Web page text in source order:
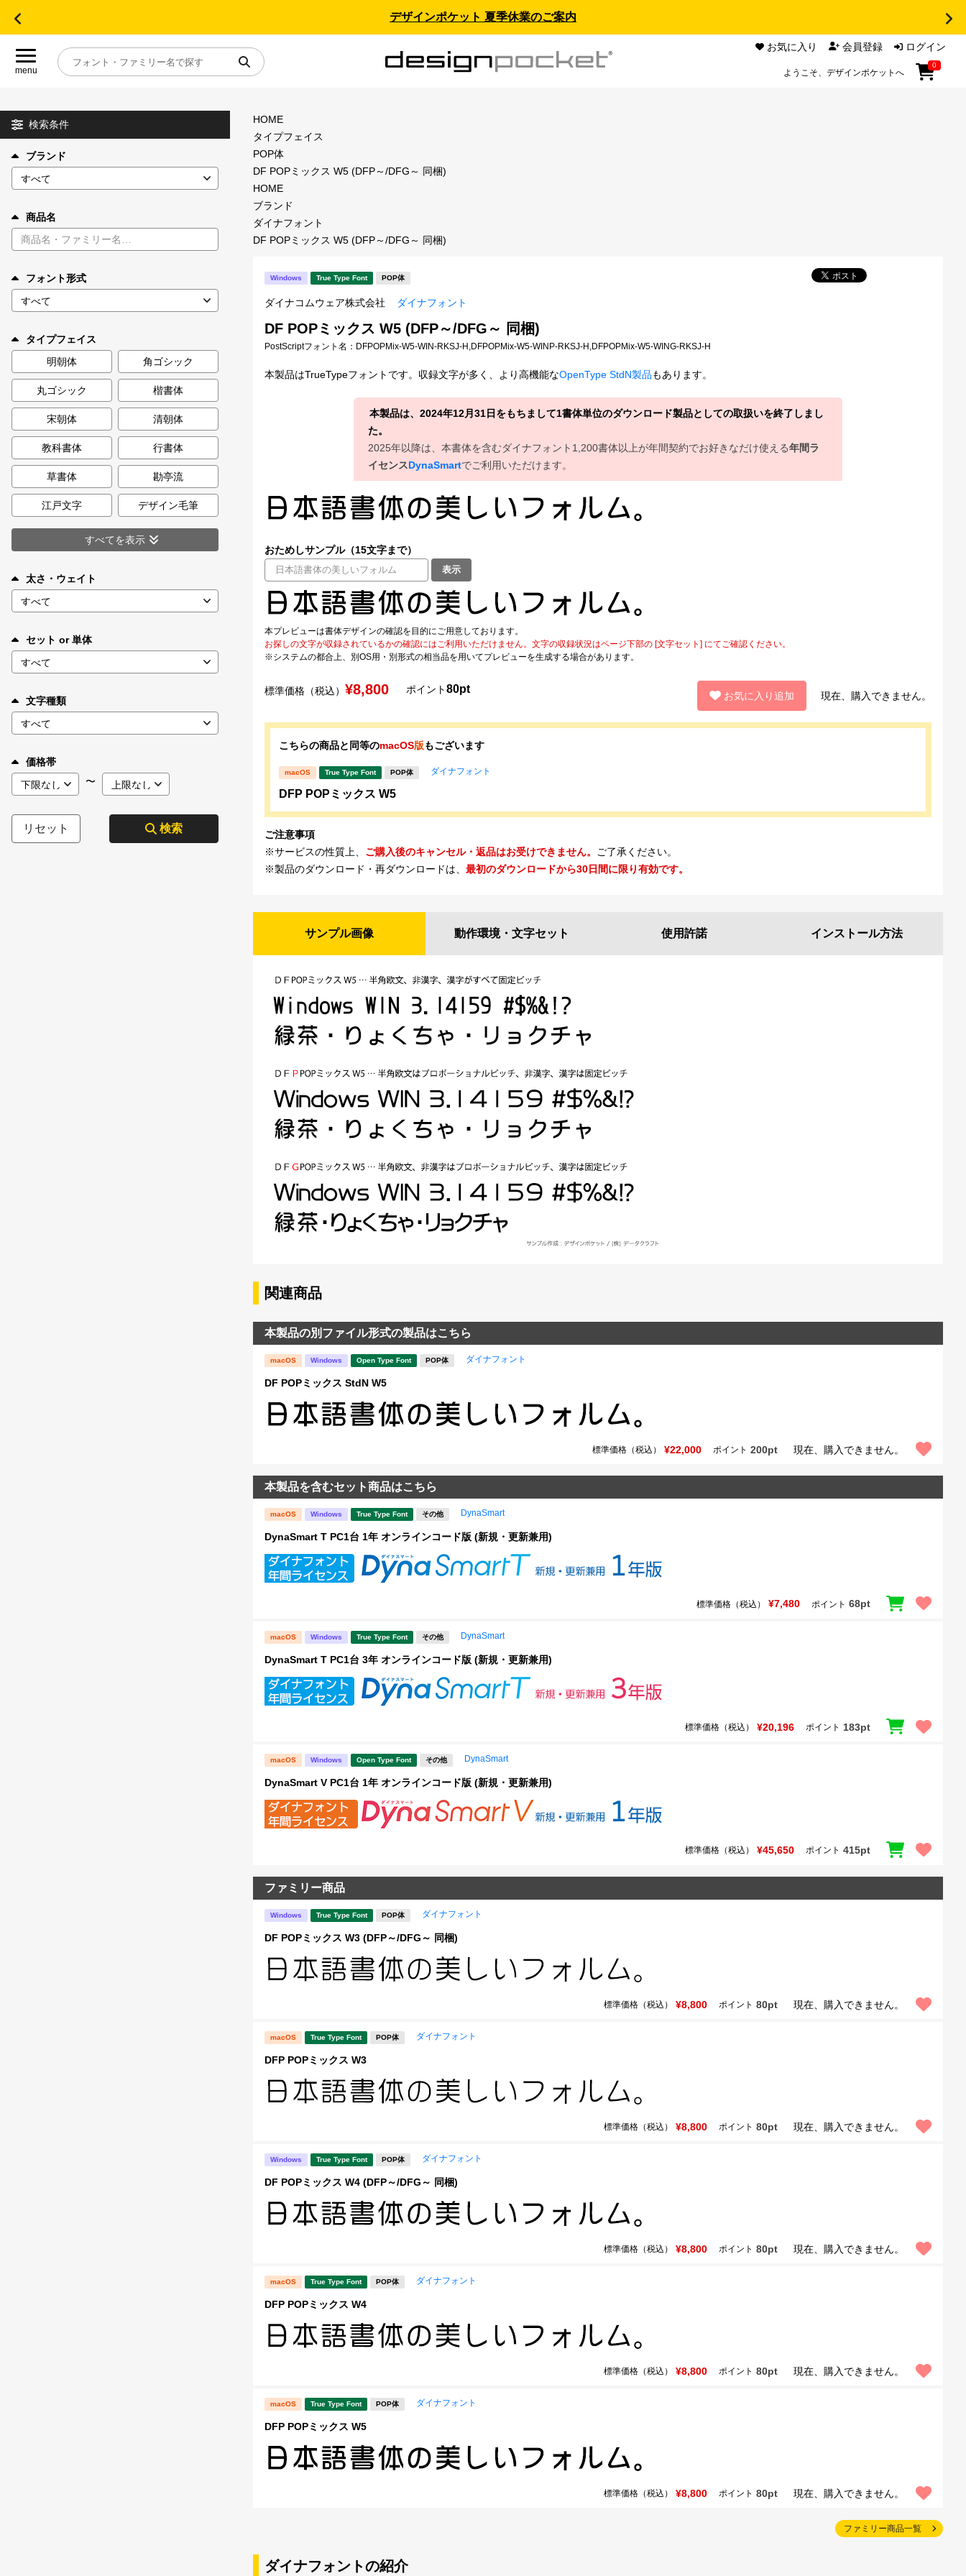
デザインポケット 夏季休業のご案内
menu
お気に入り 会員登録 ログイン
ようこそ、デザインポケットへ
0
目的別フォントガイド
特集
年間ライセンス商品
キャンペーン一覧
カート 0
マイページ
お気に入り
ご利用ガイド
お問い合わせ
検索条件
ブランド
商品名
フォント形式
タイプフェイス
明朝体
角ゴシック
丸ゴシック 楷書体
宋朝体 清朝体
教科書体 行書体
草書体 勘亭流
江戸文字 デザイン毛筆
すべてを表示
太さ・ウェイト
セット or 単体
文字種類
価格帯
〜
リセット 検索
HOME
タイプフェイス
POP体
DF POPミックス W5 (DFP～/DFG～ 同梱)
HOME
ブランド
ダイナフォント
DF POPミックス W5 (DFP～/DFG～ 同梱)
Windows True Type Font POP体
ダイナコムウェア株式会社 ダイナフォント
DF POPミックス W5 (DFP～/DFG～ 同梱)
PostScriptフォント名： DFPOPMix-W5-WIN-RKSJ-H,DFPOPMix-W5-WINP-RKSJ-H,DFPOPMix-W5-WING-RKSJ-H
本製品はTrueTypeフォントです。収録文字が多く、より高機能なOpenType StdN製品もあります。
本製品は、2024年12月31日をもちまして1書体単位のダウンロード製品としての取扱いを終了しまし
た。
2025年以降は、本書体を含むダイナフォント1,200書体以上が年間契約でお好きなだけ使える年間ラ
イセンスDynaSmartでご利用いただけます。
おためしサンプル（15文字まで）
表示
本プレビューは書体デザインの確認を目的にご用意しております。
お探しの文字が収録されているかの確認にはご利用いただけません。文字の収録状況はページ下部の [文字セット] にてご確認ください。
※システムの都合上、別OS用・別形式の相当品を用いてプレビューを生成する場合があります。
標準価格（税込） ¥8,800 ポイント80pt
お気に入り追加 現在、購入できません。
こちらの商品と同等のmacOS版もございます
macOS True Type Font POP体 ダイナフォント
DFP POPミックス W5
ご注意事項
※サービスの性質上、 ご購入後のキャンセル・返品はお受けできません。
ご了承ください。
※製品のダウンロード・再ダウンロードは、 最初のダウンロードから30日間に限り有効です。
サンプル画像 動作環境・ 文字セット 使用許諾 インストール方法
関連商品
本製品の別ファイル形式の製品はこちら
macOS Windows Open Type Font POP体 ダイナフォント
DF POPミックス StdN W5
標準価格（税込） ¥22,000 ポイント 200pt 現在、購入できません。
本製品を含むセット商品はこちら
macOS Windows True Type Font その他 DynaSmart
DynaSmart T PC1台 1年 オンラインコード版 (新規・更新兼用)
標準価格（税込） ¥7,480 ポイント 68pt
macOS Windows True Type Font その他 DynaSmart
DynaSmart T PC1台 3年 オンラインコード版 (新規・更新兼用)
標準価格（税込） ¥20,196 ポイント 183pt
macOS Windows Open Type Font その他 DynaSmart
DynaSmart V PC1台 1年 オンラインコード版 (新規・更新兼用)
標準価格（税込） ¥45,650 ポイント 415pt
ファミリー商品
Windows True Type Font POP体 ダイナフォント
DF POPミックス W3 (DFP～/DFG～ 同梱)
標準価格（税込） ¥8,800 ポイント 80pt 現在、購入できません。
macOS True Type Font POP体 ダイナフォント
DFP POPミックス W3
標準価格（税込） ¥8,800 ポイント 80pt 現在、購入できません。
Windows True Type Font POP体 ダイナフォント
DF POPミックス W4 (DFP～/DFG～ 同梱)
標準価格（税込） ¥8,800 ポイント 80pt 現在、購入できません。
macOS True Type Font POP体 ダイナフォント
DFP POPミックス W4
標準価格（税込） ¥8,800 ポイント 80pt 現在、購入できません。
macOS True Type Font POP体 ダイナフォント
DFP POPミックス W5
標準価格（税込） ¥8,800 ポイント 80pt 現在、購入できません。
ファミリー商品一覧
ダイナフォントの紹介